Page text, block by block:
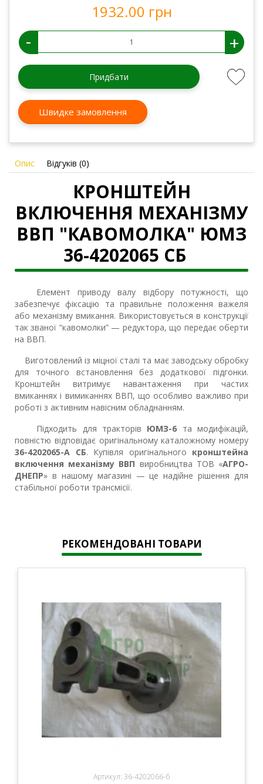
1932.00 грн
- +
Придбати
Швидке замовлення
Опис Відгуків (0)
КРОНШТЕЙН
ВКЛЮЧЕННЯ МЕХАНІЗМУ
ВВП "КАВОМОЛКА" ЮМЗ
36-4202065 СБ
Елемент приводу валу відбору потужності, що
забезпечує фіксацію та правильне положення важеля
або механізму вмикання. Використовується в конструкції
так званої “кавомолки” — редуктора, що передає оберти
на ВВП.
Виготовлений із міцної сталі та має заводську обробку
для точного встановлення без додаткової підгонки.
Кронштейн витримує навантаження при частих
вмиканнях і вимиканнях ВВП, що особливо важливо при
роботі з активним навісним обладнанням.
Підходить для тракторів ЮМЗ-6 та модифікацій,
повністю відповідає оригінальному каталожному номеру
36-4202065-А СБ. Купівля оригінального кронштейна
включення механізму ВВП виробництва ТОВ «АГРО-
ДНЕПР» в нашому магазині — це надійне рішення для
стабільної роботи трансмісії.
РЕКОМЕНДОВАНІ ТОВАРИ
Артикул: 36-4202066-б